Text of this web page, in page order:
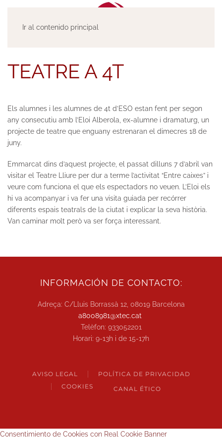
Ir al contenido principal
TEATRE A 4T
Els alumnes i les alumnes de 4t d’ESO estan fent per segon
any consecutiu amb l’Eloi Alberola, ex-alumne i dramaturg, un
projecte de teatre que enguany estrenaran el dimecres 18 de
juny.
Emmarcat dins d’aquest projecte, el passat dilluns 7 d’abril van
visitar el Teatre Lliure per dur a terme l’activitat “Entre caixes” i
veure com funciona el que els espectadors no veuen. L’Eloi els
hi va acompanyar i va fer una visita guiada per recórrer
diferents espais teatrals de la ciutat i explicar la seva història.
Van caminar molt però va ser força interessant.
INFORMACIÓN DE CONTACTO:
Adreça: C/Lluis Borrassà 12, 08019 Barcelona
a8008981@xtec.cat
Telèfon: 933052201
Horari: 9-13h i de 15-17h
AVISO LEGAL
POLÍTICA DE PRIVACIDAD
COOKIES
CANAL ÉTICO
Consentimiento de Cookies con Real Cookie Banner